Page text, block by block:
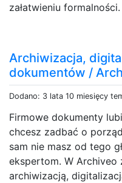
załatwieniu formalności.
Archiwizacja,
dokumentów /
Dodano: 3 lata 10 miesięcy
Firmowe dokumenty
chcesz zadbać o
sam nie masz od tego
ekspertom. W Archiveo
archiwizacją,